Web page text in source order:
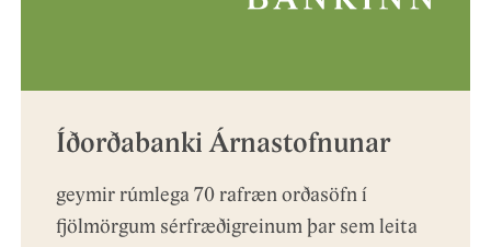
Íðorðabanki Árnastofnunar
geymir rúmlega 70 rafræn orðasöfn í
fjölmörgum sérfræðigreinum þar sem leita